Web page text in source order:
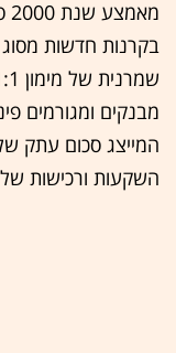
מבנקים ומגורמים
השקעות ורכישות של